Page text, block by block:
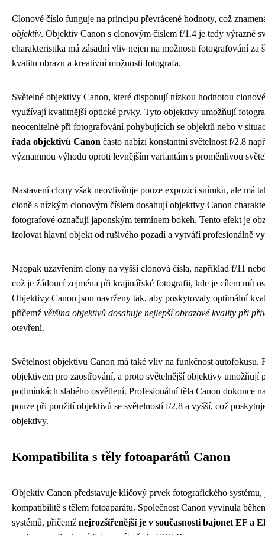
Clonové číslo funguje na principu převrácené hodnoty, což
objektiv. Objektiv Canon s clonovým číslem f/1.4 je tedy výrazně
charakteristika má zásadní vliv nejen na možnosti fotografování
kvalitu obrazu a kreativní možnosti fotografa.
Světelné objektivy Canon, které disponují nízkou hodnotou
využívají kvalitnější optické prvky. Tyto objektivy umožňují
neocenitelné při fotografování pohybujících se objektů nebo v
řada objektivů Canon často nabízí konstantní světelnost f/2.8
významnou výhodu oproti levnějším variantám s proměnlivou
Nastavení clony však neovlivňuje pouze expozici snímku, ale má
cloně s nízkým clonovým číslem dosahují objektivy Canon
fotografové označují japonským termínem bokeh. Tento efekt je
izolovat hlavní objekt od rušivého pozadí a vytváří profesionálně
Naopak uzavřením clony na vyšší clonová čísla, například f/11
což je žádoucí zejména při krajinářské fotografii, kde je cílem mít
Objektivy Canon jsou navrženy tak, aby poskytovaly optimální
přičemž většina objektivů dosahuje nejlepší obrazové kvality při
otevření.
Světelnost objektivu Canon má také vliv na funkčnost
objektivem pro zaostřování, a proto světelnější objektivy umožňují
podmínkách slabého osvětlení. Profesionální těla Canon dokonce
pouze při použití objektivů se světelností f/2.8 a vyšší, což
objektivy.
Kompatibilita s těly fotoaparátů Canon
Objektiv Canon představuje klíčový prvek fotografického systému,
kompatibilitě s tělem fotoaparátu. Společnost Canon vyvinula
systémů, přičemž nejrozšířenější je v současnosti bajonet EF a